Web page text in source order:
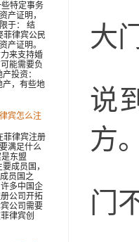
大
说
方
门
特定事务
产证明，
于： 结
律宾公民
产证明。
来支持婚
能需要负
投资：
产，有些地
宾怎么注
菲律宾注册
满足什么
东盟
成员国，
员国之
多中国企
公司开拓
公司需要
律宾创